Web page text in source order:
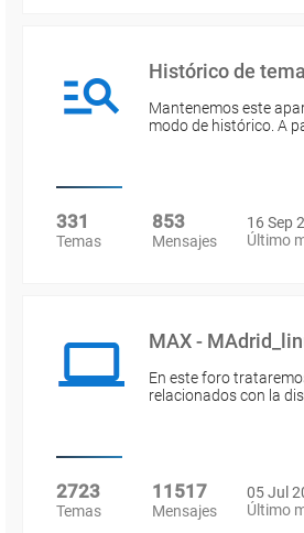
Histórico de
Mantenemos este
modo de histórico. A
331
Temas
853
Mensajes
16 Sep
Último
MAX -
En este foro
relacionados con la
2723
Temas
11517
Mensajes
05 Jul
Último